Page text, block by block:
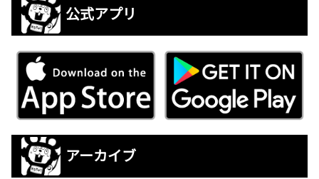
公式アプリ
アーカイブ